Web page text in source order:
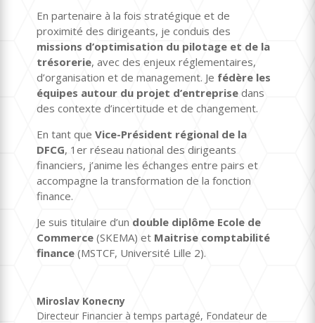
En partenaire à la fois stratégique et de
proximité des dirigeants, je conduis des
missions d’optimisation du pilotage et de la
trésorerie, avec des enjeux réglementaires,
d’organisation et de management. Je fédère les
équipes autour du projet d’entreprise dans
des contexte d’incertitude et de changement.
En tant queVice-Président régional de la
DFCG, 1er réseau national des dirigeants
financiers, j’anime les échanges entre pairs et
accompagne la transformation de la fonction
finance.
Je suis titulaire d’un double diplôme Ecole de
Commerce (SKEMA) et Maitrise comptabilité
finance (MSTCF, Université Lille 2).
Miroslav Konecny
Directeur Financier à temps partagé, Fondateur de